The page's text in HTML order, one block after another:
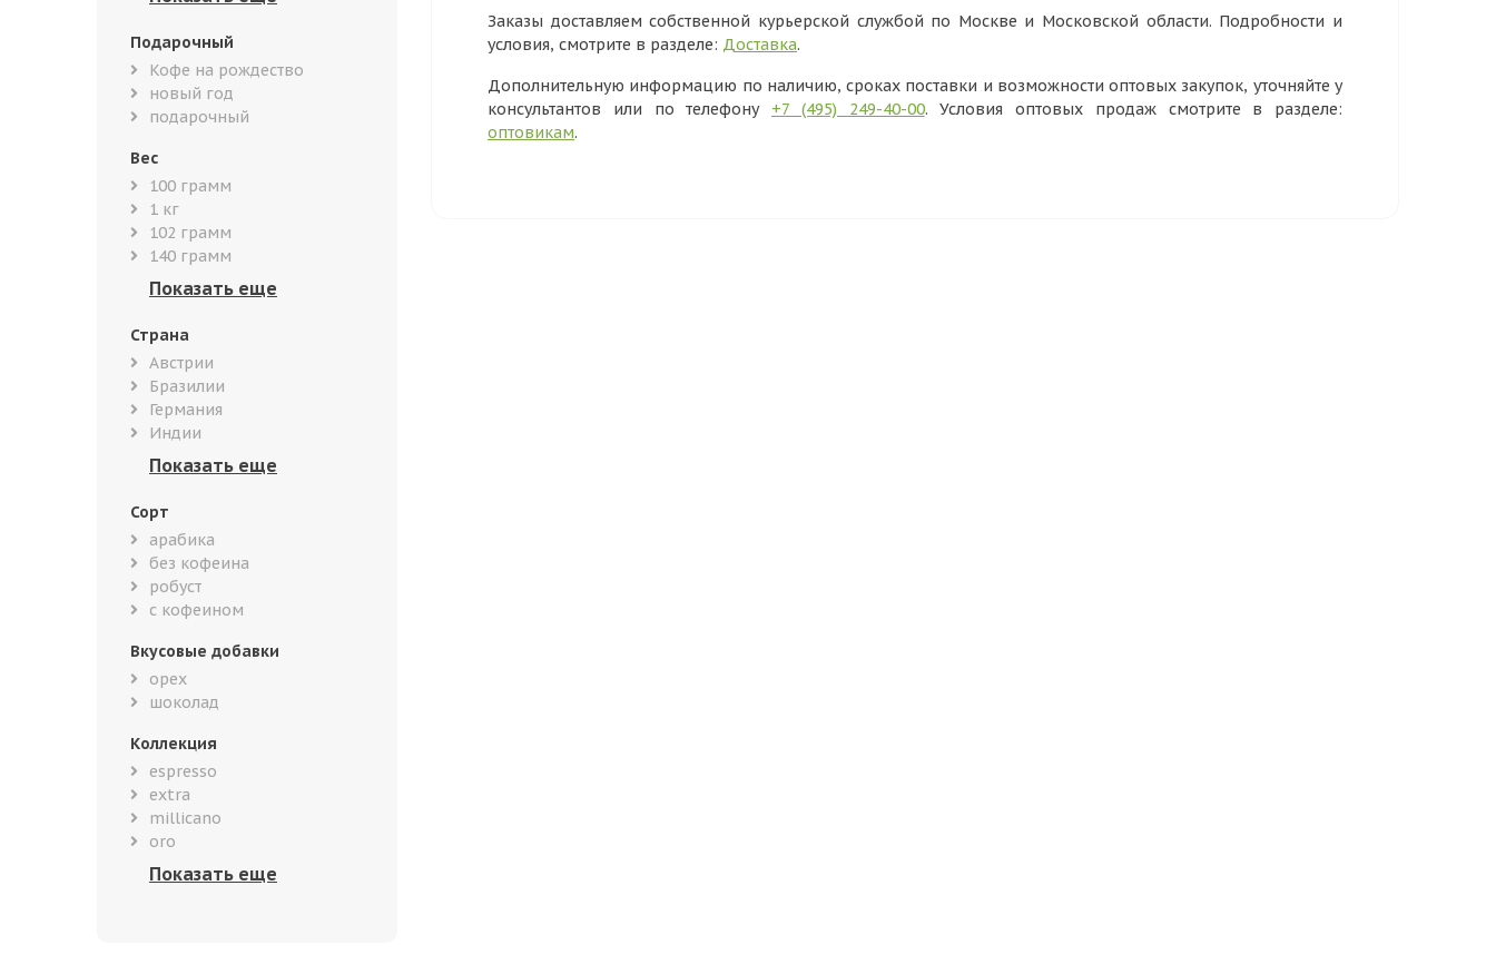
Подарочный
Кофе на рождество
новый год
подарочный
Вес
100 грамм
1 кг
102 грамм
140 грамм
Страна
Австрии
Бразилии
Германия
Индии
Сорт
арабика
без кофеина
робуст
с кофеином
Вкусовые добавки
орех
шоколад
Коллекция
espresso
extra
millicano
oro
Заказы доставляем собственной курьерской службой по Москве и Московской области. Подробности и
условия, смотрите в разделе: Доставка.
Дополнительную информацию по наличию, сроках поставки и возможности оптовых закупок, уточняйте у
консультантов или по телефону +7 (495) 249-40-00. Условия оптовых продаж смотрите в разделе:
оптовикам.